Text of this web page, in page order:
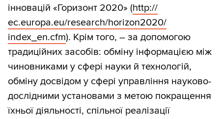
інновацій «Горизонт 2020» (http://
ec.europa.eu/research/horizon2020/
index_en.cfm). Крім того, – за допомогою
традиційних засобів: обміну інформацією між
чиновниками у сфері науки й технологій,
обміну досвідом у сфері управління науково-
дослідними установами з метою покращення
їхньої діяльності, спільної реалізації